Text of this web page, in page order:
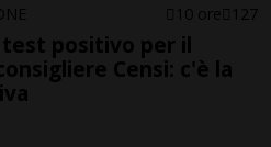
10 ore 127
test positivo per il
Censi: c'è la